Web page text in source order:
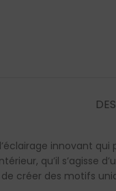
innovant
qu’il s’agisse
créer des motifs